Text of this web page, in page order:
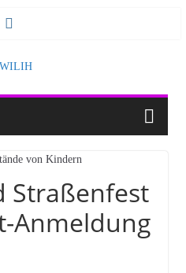
Straßenfest
Anmeldung